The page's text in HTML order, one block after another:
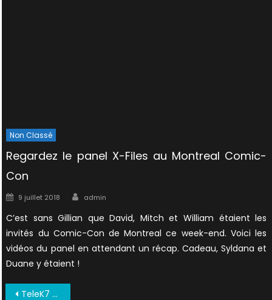
Non Classé
Regardez le panel X-Files au Montreal Comic-
Con
Posted
9 juillet 2018 Author
admin
C’est sans Gillian que David, Mitch et William étaient les
invités du Comic-Con de Montreal ce week-end. Voici les
vidéos du panel en attendant un récap. Cadeau, Syldana et
Duane y étaient !
Navigation
TeleK7 Avril 1996 01